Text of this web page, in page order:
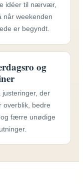
idéer til nærvær,
når weekenden
er begyndt.
og
justeringer, der
overblik, bedre
færre unødige